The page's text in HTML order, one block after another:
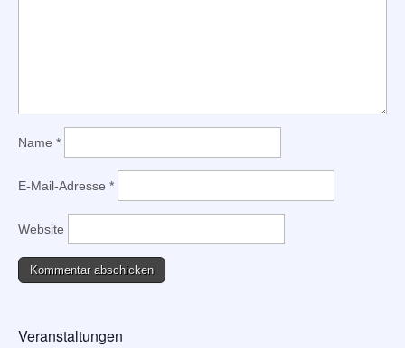
Name *
E-Mail-Adresse *
Website
Veranstaltungen